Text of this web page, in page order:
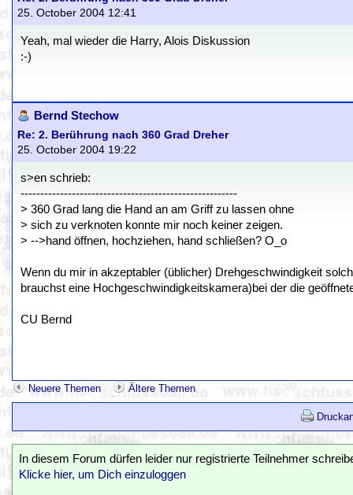
25. October 2004 12:41
Yeah, mal wieder die Harry, Alois Diskussion
:-)
Bernd Stechow
Re: 2. Berührung nach 360 Grad Dreher
25. October 2004 19:22
s>en schrieb:
-------------------------------------------------------
> 360 Grad lang die Hand an am Griff zu lassen ohne
> sich zu verknoten konnte mir noch keiner zeigen.
> -->hand öffnen, hochziehen, hand schließen? O_o
Wenn du mir in akzeptabler (üblicher) Drehgeschwindigkeit
brauchst eine Hochgeschwindigkeitskamera)bei der die
CU Bernd
Neuere Themen Ältere Themen
In diesem Forum dürfen leider nur registrierte Teilnehmer
Klicke hier, um Dich einzuloggen